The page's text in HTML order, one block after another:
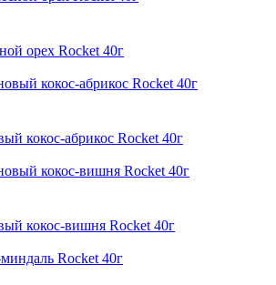
орех Rocket 40г
кокос-абрикос Rocket 40г
кокос-вишня Rocket 40г